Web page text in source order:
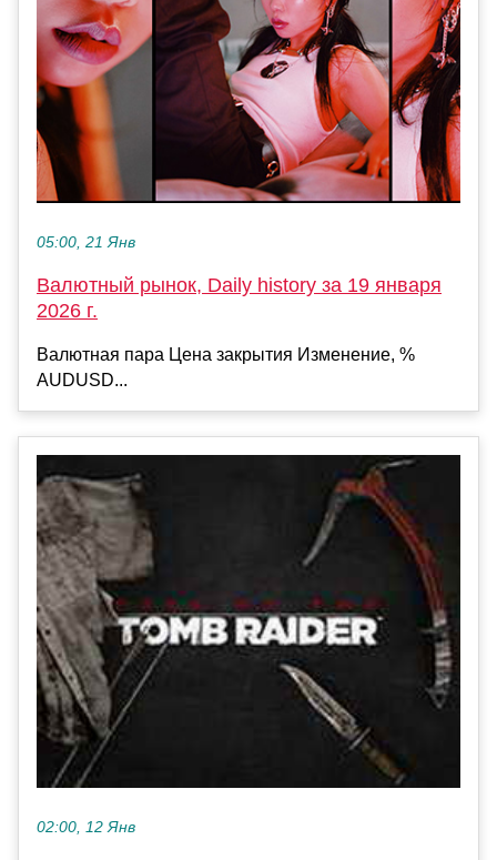
05:00, 21 Янв
Валютный рынок, Daily history за 19 января
2026 г.
Валютная пара Цена закрытия Изменение, %
AUDUSD...
02:00, 12 Янв